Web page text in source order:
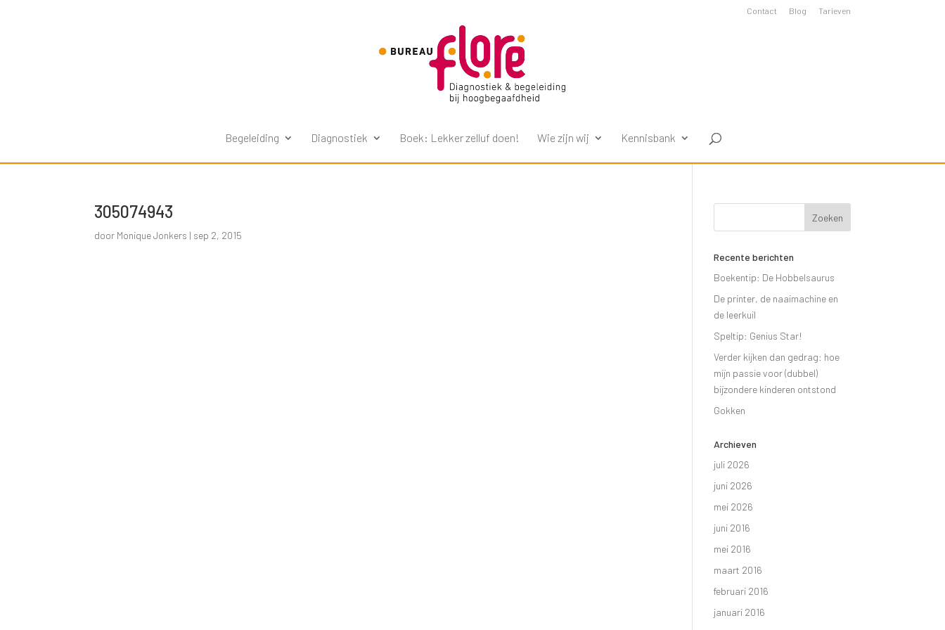
Contact Blog Tarieven
Begeleiding Diagnostiek Boek: Lekker zelluf doen! Wie zijn wij Kennisbank
305074943
door Monique Jonkers | sep 2, 2015
Recente berichten
Boekentip: De Hobbelsaurus
De printer, de naaimachine en
de leerkuil
Speltip: Genius Star!
Verder kijken dan gedrag: hoe
mijn passie voor (dubbel)
bijzondere kinderen ontstond
Gokken
Archieven
juli 2026
juni 2026
mei 2026
juni 2016
mei 2016
maart 2016
februari 2016
januari 2016